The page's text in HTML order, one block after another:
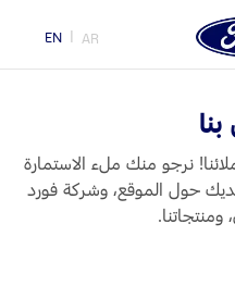
AR
EN
نرجو منك ملء الاستمارة
حول الموقع، وشركة فورد
ومنتجاتنا.